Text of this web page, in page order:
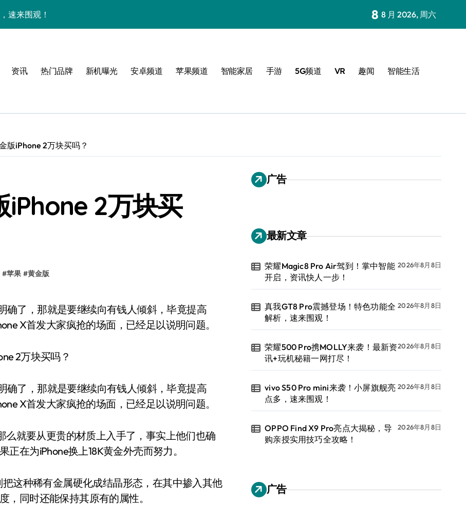
速来围观！
速来围观！
实用技巧全攻略！
必看！
讯一手轻松掌控！
来抢先看！
资讯快人一步！
8 8 月 2026, 周六
资讯 热门品牌 新机曝光 安卓频道 苹果频道 智能家居 手游 5G频道 VR 趣闻 智能生活
版iPhone 2万块买吗？
iPhone 2万块买
#苹果 #黄金版
X首发大家疯抢的场面，已经足以说明问题。
2万块买吗？
确了，那就是要继续向有钱人倾斜，毕竟提高
X首发大家疯抢的场面，已经足以说明问题。
么就要从更贵的材质上入手了，事实上他们也确
在为iPhone换上18K黄金外壳而努力。
这种稀有金属硬化成结晶形态，在其中掺入其他
，同时还能保持其原有的属性。
广告
最新文章
荣耀Magic8 Pro Air驾到！掌中智能
开启，资讯快人一步！
2026年8月8日
真我GT8 Pro震撼登场！特色功能全
解析，速来围观！
2026年8月8日
荣耀500 Pro携MOLLY来袭！最新资
讯+玩机秘籍一网打尽！
2026年8月8日
vivo S50 Pro mini来袭！小屏旗舰亮
点多，速来围观！
2026年8月8日
OPPO Find X9 Pro亮点大揭秘，导
购亲授实用技巧全攻略！
2026年8月8日
广告